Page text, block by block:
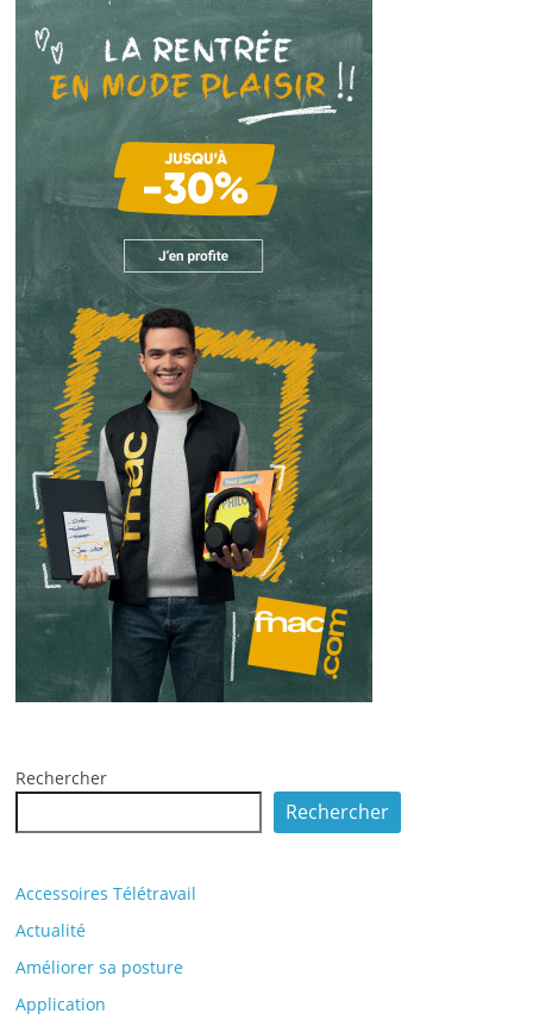
Rechercher
Rechercher
Accessoires Télétravail
Actualité
Améliorer sa posture
Application